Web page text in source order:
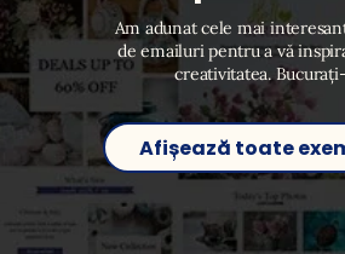
Am adunat cele mai
de emailuri pentru a vă
creativitatea.
Afișează toate